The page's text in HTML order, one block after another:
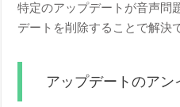
特定のアップデートが音声問
デートを削除することで解決
アップデートのア